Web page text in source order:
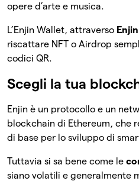
opere d’arte e musica.
L’Enjin Wallet, attraverso
riscattare NFT o Airdrop
codici QR.
Scegli la tua
Enjin è un protocollo e un
blockchain di Ethereum, che
di base per lo sviluppo di
Tuttavia si sa bene come le
siano volatili e generalmente